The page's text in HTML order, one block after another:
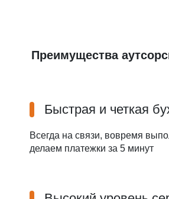
Преимущества
Быстрая и четкая
Всегда на связи, вовремя
делаем платежки за 5 минут